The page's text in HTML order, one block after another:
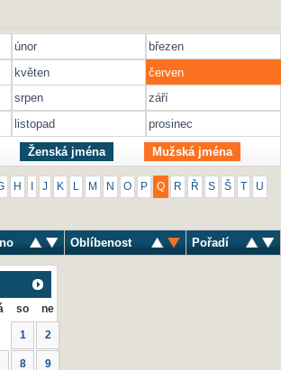
únor
březen
květen
červen
srpen
září
listopad prosinec
Ženská jména Mužská jména
H J K M N O P Q R Ř S Š U
Oblíbenost Pořadí
so ne
1 2
8 9